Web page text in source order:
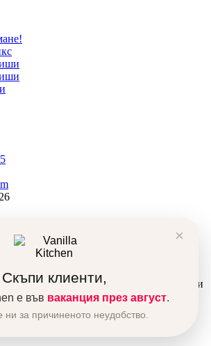
×
Скъпи клиенти,
е във ваканция през август.
ни за причиненото неудобство.
в количката ви!
преживяване, използваме бисквитки и
Използвайки сайта автоматично се